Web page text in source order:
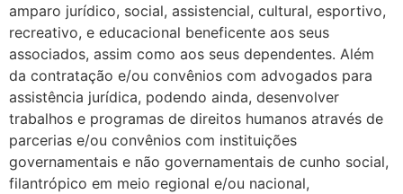
amparo jurídico, social, assistencial, cultural, esportivo,
recreativo, e educacional beneficente aos seus
associados, assim como aos seus dependentes. Além
da contratação e/ou convênios com advogados para
assistência jurídica, podendo ainda, desenvolver
trabalhos e programas de direitos humanos através de
parcerias e/ou convênios com instituições
governamentais e não governamentais de cunho social,
filantrópico em meio regional e/ou nacional,